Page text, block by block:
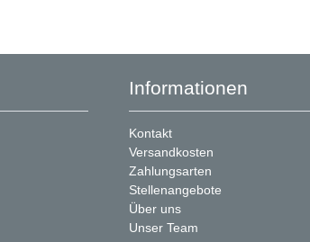
Informationen
Kontakt
Versandkosten
Zahlungsarten
Stellenangebote
Über uns
Unser Team